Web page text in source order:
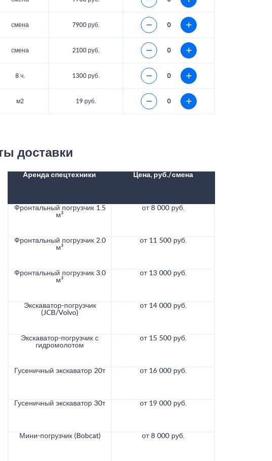
смена 7900 руб.
смена 2100 руб.
8 ч. 1300 руб.
м2 19 руб.
доставки
Аренда спецтехники Цена, руб./смена
Фронтальный погрузчик 1.5
м³
от 8 000 руб.
Фронтальный погрузчик 2.0
м³
от 11 500 руб.
Фронтальный погрузчик 3.0
м³
от 13 000 руб.
Экскаватор-погрузчик
(JCB/Volvo)
от 14 000 руб.
Экскаватор-погрузчик с
гидромолотом
от 15 500 руб.
Гусеничный экскаватор 20т от 16 000 руб.
Гусеничный экскаватор 30т от 19 000 руб.
Мини-погрузчик (Bobcat) от 8 000 руб.